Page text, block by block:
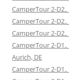
CamperTour 2-D2
CamperTour 2-D2
CamperTour 2-D2
CamperTour 2-D1
Aurich, DE
CamperTour 2-D1